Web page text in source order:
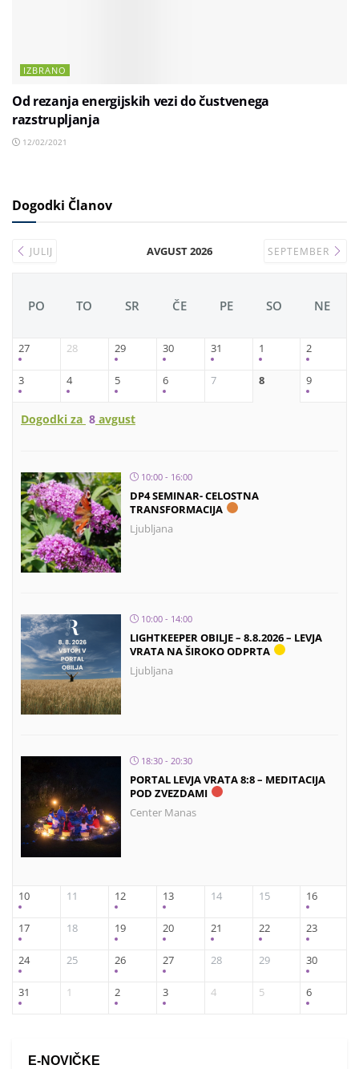
IZBRANO
Od rezanja energijskih vezi do čustvenega
razstrupljanja
12/02/2021
Dogodki Članov
JULIJ AVGUST 2026 SEPTEMBER
PO TO SR ČE PE SO NE
27 28 29 30 31 1 2
3 4 5 6 7 8 9
Dogodki za 8 avgust
10:00 - 16:00
DP4 SEMINAR- CELOSTNA
TRANSFORMACIJA
Ljubljana
10:00 - 14:00
LIGHTKEEPER OBILJE – 8.8.2026 – LEVJA
VRATA NA ŠIROKO ODPRTA
Ljubljana
18:30 - 20:30
PORTAL LEVJA VRATA 8:8 – MEDITACIJA
POD ZVEZDAMI
Center Manas
10 11 12 13 14 15 16
17 18 19 20 21 22 23
24 25 26 27 28 29 30
31 1 2 3 4 5 6
E-NOVIČKE